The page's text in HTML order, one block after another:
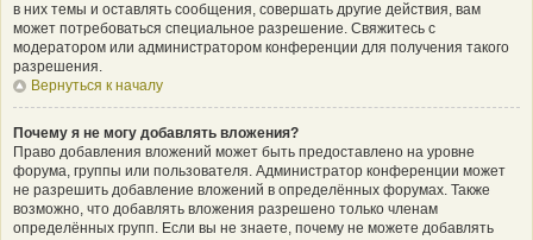
в них темы и оставлять сообщения, совершать другие действия, вам
может потребоваться специальное разрешение. Свяжитесь с
модератором или администратором конференции для получения такого
разрешения.
Вернуться к началу
Почему я не могу добавлять вложения?
Право добавления вложений может быть предоставлено на уровне
форума, группы или пользователя. Администратор конференции может
не разрешить добавление вложений в определённых форумах. Также
возможно, что добавлять вложения разрешено только членам
определённых групп. Если вы не знаете, почему не можете добавлять